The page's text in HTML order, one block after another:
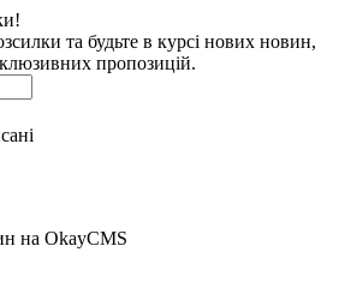
та будьте в курсі нових новин,
пропозицій.
на OkayCMS